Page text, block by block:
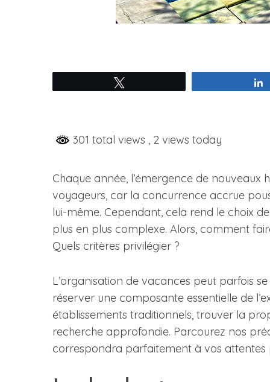
301 total views , 2 views today
Chaque année, l’émergence de nouveaux
voyageurs, car la concurrence accrue
lui-même. Cependant, cela rend le choix
plus en plus complexe. Alors, comment
Quels critères privilégier ?
L’organisation de vacances peut parfois
réserver une composante essentielle de
établissements traditionnels, trouver la
recherche approfondie. Parcourez nos
correspondra parfaitement à vos attentes